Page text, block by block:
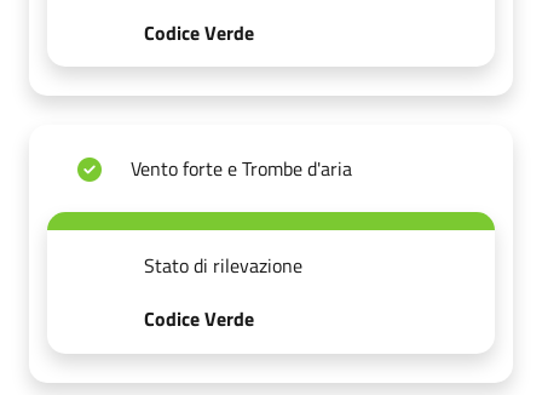
Codice Verde
Vento forte e Trombe d'aria
Stato di rilevazione
Codice Verde